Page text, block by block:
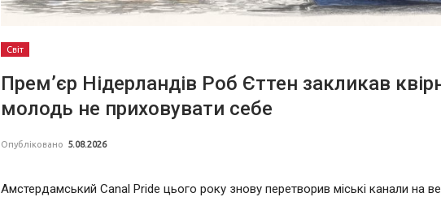
Світ
Прем’єр Нідерландів Роб Єттен закликав
молодь не приховувати себе
Опубліковано 5.08.2026
Амстердамський Canal Pride цього року знову перетворив міські канали на